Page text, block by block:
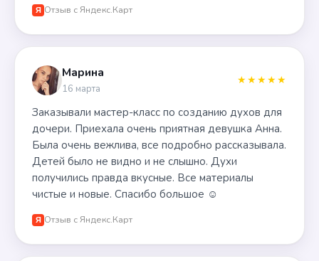
Я Отзыв с Яндекс.Карт
Марина
16 марта
★★★★★
Заказывали мастер-класс по созданию духов для
дочери. Приехала очень приятная девушка Анна.
Была очень вежлива, все подробно рассказывала.
Детей было не видно и не слышно. Духи
получились правда вкусные. Все материалы
чистые и новые. Спасибо большое ☺️
Я Отзыв с Яндекс.Карт